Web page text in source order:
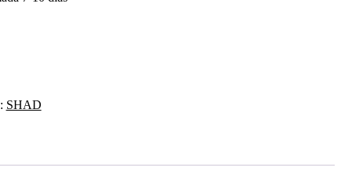
SHAD